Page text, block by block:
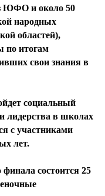
ЮФО и около 50
народных
областей),
по итогам
свои знания в
социальный
лидерства в школах
с участниками
лет.
состоится 25